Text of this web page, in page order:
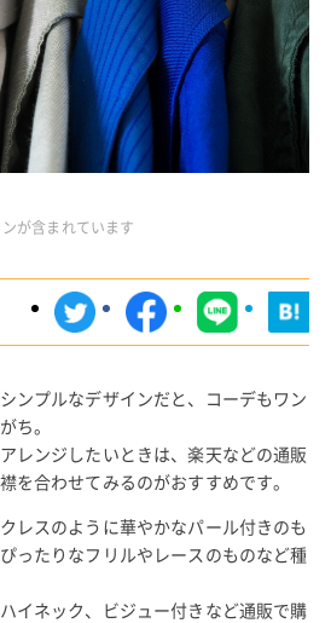
が含まれています
ンプルなデザインだと、コーデもワン
ち。
レンジしたいときは、楽天などの通販
を合わせてみるのがおすすめです。
レスのように華やかなパール付きのも
ったりなフリルやレースのものなど種
イネック、ビジュー付きなど通販で購